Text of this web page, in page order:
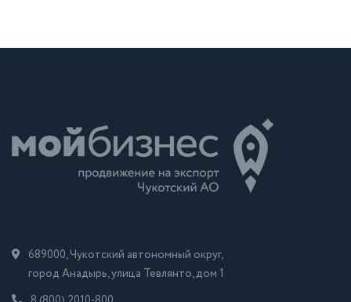
689000, Чукотский автономный округ,
город Анадырь, улица Тевлянто, дом 1